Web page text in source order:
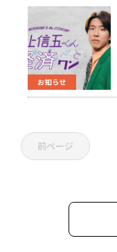
お知らせ
前ページ